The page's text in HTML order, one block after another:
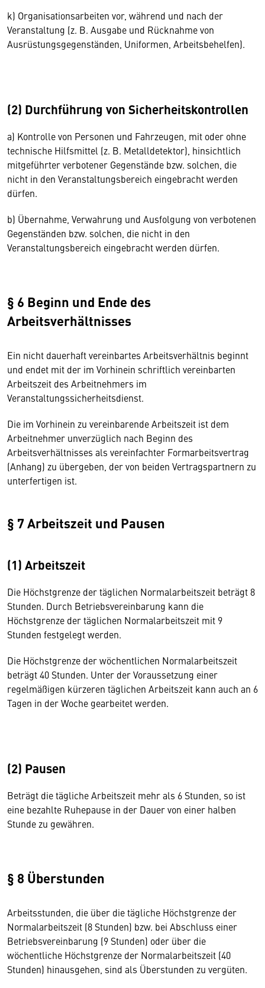
k) Organisationsarbeiten vor, während und nach der
Veranstaltung (z. B. Ausgabe und Rücknahme von
Ausrüstungsgegenständen, Uniformen, Arbeitsbehelfen).
(2) Durchführung von Sicherheitskontrollen
a) Kontrolle von Personen und Fahrzeugen, mit oder ohne
technische Hilfsmittel (z. B. Metalldetektor), hinsichtlich
mitgeführter verbotener Gegenstände bzw. solchen, die
nicht in den Veranstaltungsbereich eingebracht werden
dürfen.
b) Übernahme, Verwahrung und Ausfolgung von verbotenen
Gegenständen bzw. solchen, die nicht in den
Veranstaltungsbereich eingebracht werden dürfen.
§ 6 Beginn und Ende des
Arbeitsverhältnisses
Ein nicht dauerhaft vereinbartes Arbeitsverhältnis beginnt
und endet mit der im Vorhinein schriftlich vereinbarten
Arbeitszeit des Arbeitnehmers im
Veranstaltungssicherheitsdienst.
Die im Vorhinein zu vereinbarende Arbeitszeit ist dem
Arbeitnehmer unverzüglich nach Beginn des
Arbeitsverhältnisses als vereinfachter Formarbeitsvertrag
(Anhang) zu übergeben, der von beiden Vertragspartnern zu
unterfertigen ist.
§ 7 Arbeitszeit und Pausen
(1) Arbeitszeit
Die Höchstgrenze der täglichen Normalarbeitszeit beträgt 8
Stunden. Durch Betriebsvereinbarung kann die
Höchstgrenze der täglichen Normalarbeitszeit mit 9
Stunden festgelegt werden.
Die Höchstgrenze der wöchentlichen Normalarbeitszeit
beträgt 40 Stunden. Unter der Voraussetzung einer
regelmäßigen kürzeren täglichen Arbeitszeit kann auch an 6
Tagen in der Woche gearbeitet werden.
(2) Pausen
Beträgt die tägliche Arbeitszeit mehr als 6 Stunden, so ist
eine bezahlte Ruhepause in der Dauer von einer halben
Stunde zu gewähren.
§ 8 Überstunden
Arbeitsstunden, die über die tägliche Höchstgrenze der
Normalarbeitszeit (8 Stunden) bzw. bei Abschluss einer
Betriebsvereinbarung (9 Stunden) oder über die
wöchentliche Höchstgrenze der Normalarbeitszeit (40
Stunden) hinausgehen, sind als Überstunden zu vergüten.